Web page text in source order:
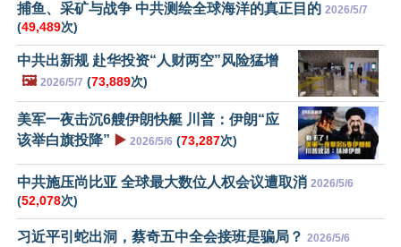
捕鱼、采矿与战争 中共测绘全球海洋的真正目的 2026/5/7
(49,489次)
中共出新规 赴华投资“人财两空”风险猛增
🖼️ 2026/5/7 (73,889次)
美军一夜击沉6艘伊朗快艇 川普：伊朗“应
该举白旗投降” ▶️ 2026/5/6 (73,287次)
中共施压尚比亚 全球最大数位人权会议遭取消 2026/5/6
(52,078次)
习近平引蛇出洞，蔡奇五中全会接班是骗局？ 2026/5/6